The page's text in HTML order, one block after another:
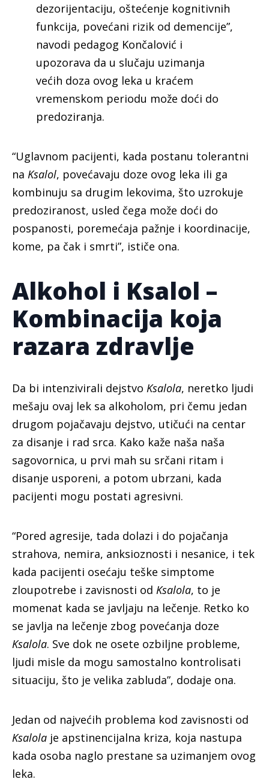
dezorijentaciju, oštećenje kognitivnih
funkcija, povećani rizik od demencije”,
navodi pedagog Končalović i
upozorava da u slučaju uzimanja
većih doza ovog leka u kraćem
vremenskom periodu može doći do
predoziranja.
“Uglavnom pacijenti, kada postanu tolerantni
na Ksalol, povećavaju doze ovog leka ili ga
kombinuju sa drugim lekovima, što uzrokuje
predoziranost, usled čega može doći do
pospanosti, poremećaja pažnje i koordinacije,
kome, pa čak i smrti”, ističe ona.
Alkohol i Ksalol –
Kombinacija koja
razara zdravlje
Da bi intenzivirali dejstvo Ksalola, neretko ljudi
mešaju ovaj lek sa alkoholom, pri čemu jedan
drugom pojačavaju dejstvo, utičući na centar
za disanje i rad srca. Kako kaže naša naša
sagovornica, u prvi mah su srčani ritam i
disanje usporeni, a potom ubrzani, kada
pacijenti mogu postati agresivni.
“Pored agresije, tada dolazi i do pojačanja
strahova, nemira, anksioznosti i nesanice, i tek
kada pacijenti osećaju teške simptome
zloupotrebe i zavisnosti od Ksalola, to je
momenat kada se javljaju na lečenje. Retko ko
se javlja na lečenje zbog povećanja doze
Ksalola. Sve dok ne osete ozbiljne probleme,
ljudi misle da mogu samostalno kontrolisati
situaciju, što je velika zabluda”, dodaje ona.
Jedan od najvećih problema kod zavisnosti od
Ksalola je apstinencijalna kriza, koja nastupa
kada osoba naglo prestane sa uzimanjem ovog
leka.